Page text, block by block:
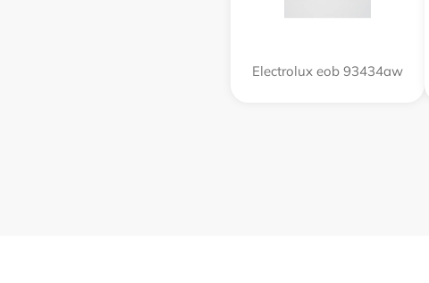
Electrolux eob 93434aw